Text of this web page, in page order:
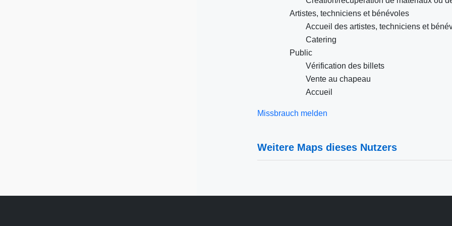
Artistes, techniciens et bénévoles
Accueil des artistes, techniciens et
Catering
Public
Vérification des billets
Vente au chapeau
Accueil
Missbrauch melden
Weitere Maps dieses Nutzers